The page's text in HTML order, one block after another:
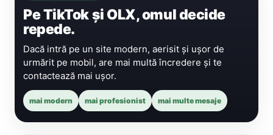
Pe TikTok și OLX, omul decide
repede.
Dacă intră pe un site modern, aerisit și ușor de
urmărit pe mobil, are mai multă încredere și te
contactează mai ușor.
mai modern mai profesionist mai multe mesaje